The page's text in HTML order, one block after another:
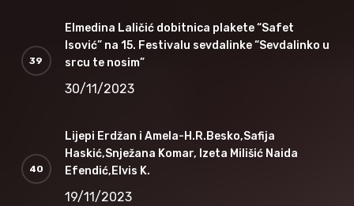
Elmedina Laličić dobitnica plakete “Safet
Isović” na 15. Festivalu sevdalinke “Sevdalinko u
srcu te nosim”
30/11/2023
Lijepi Erdžan i Amela-H.R.Besko,Safija
Haskić,Snježana Komar, Izeta Milišić Naida
Efendić,Elvis K.
19/11/2023